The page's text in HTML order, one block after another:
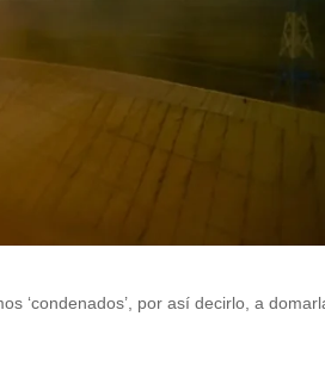
‘condenados’, por así decirlo, a